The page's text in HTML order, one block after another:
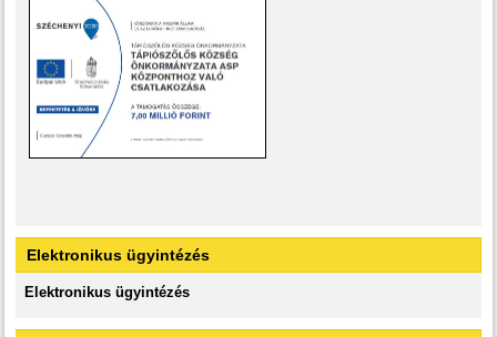
Elektronikus ügyintézés
Elektronikus ügyintézés